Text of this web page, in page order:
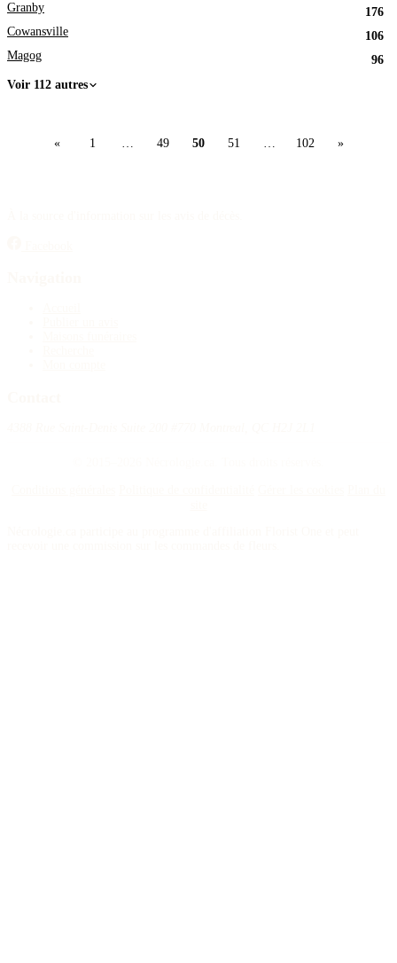
Granby
176
Cowansville
106
Magog
96
Voir 112 autres
« 1 49 50 51 102 »